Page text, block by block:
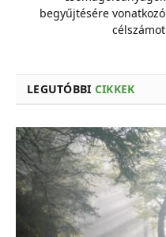
begyűjtésére vonatkozó
célszámot
LEGUTÓBBI CIKKEK